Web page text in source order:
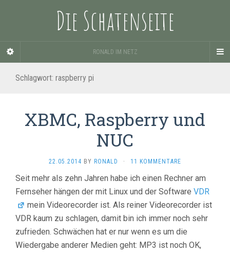
Die Schatenseite
RONALD IM NETZ
Schlagwort: raspberry pi
XBMC, Raspberry und
NUC
22.05.2014 BY RONALD · 11 KOMMENTARE
Seit mehr als zehn Jahren habe ich einen Rechner am
Fernseher hängen der mit Linux und der Software VDR
mein Videorecorder ist. Als reiner Videorecorder ist
VDR kaum zu schlagen, damit bin ich immer noch sehr
zufrieden. Schwächen hat er nur wenn es um die
Wiedergabe anderer Medien geht: MP3 ist noch OK,